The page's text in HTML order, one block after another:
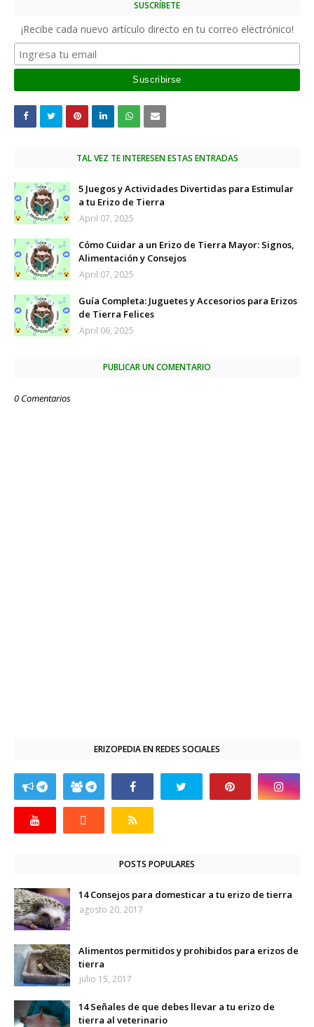
SUSCRÍBETE
¡Recibe cada nuevo artículo directo en tu correo electrónico!
TAL VEZ TE INTERESEN ESTAS ENTRADAS
5 Juegos y Actividades Divertidas para Estimular
a tu Erizo de Tierra
April 07, 2025
Cómo Cuidar a un Erizo de Tierra Mayor: Signos,
Alimentación y Consejos
April 07, 2025
Guía Completa: Juguetes y Accesorios para Erizos
de Tierra Felices
April 06, 2025
PUBLICAR UN COMENTARIO
0 Comentarios
ERIZOPEDIA EN REDES SOCIALES
POSTS POPULARES
14 Consejos para domesticar a tu erizo de tierra
agosto 20, 2017
Alimentos permitidos y prohibidos para erizos de
tierra
julio 15, 2017
14 Señales de que debes llevar a tu erizo de
tierra al veterinario